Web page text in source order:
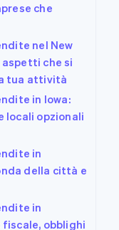
che
nel New
che si
tua attività
in Iowa:
locali opzionali
in
della città e
in
fiscale, obblighi